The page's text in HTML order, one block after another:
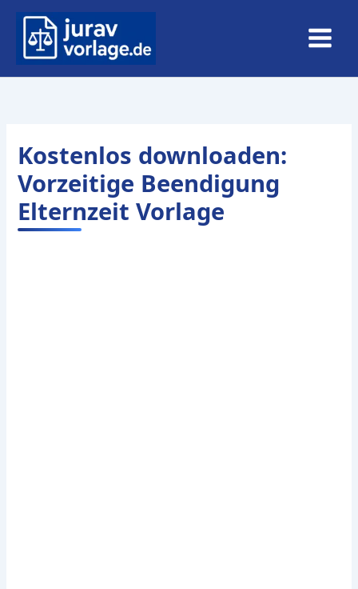
Zum
springen
Kostenlos downloaden:
Vorzeitige Beendigung
Elternzeit Vorlage